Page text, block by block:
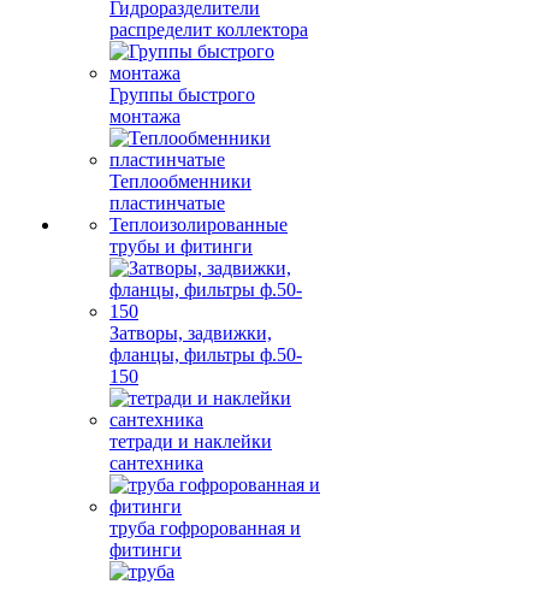
Гидроразделители
распределит коллектора
Группы быстрого
монтажа
Теплообменники
пластинчатые
Теплоизолированные
трубы и фитинги
Затворы, задвижки,
фланцы, фильтры ф.50-
150
тетради и наклейки
сантехника
труба гофророванная и
фитинги